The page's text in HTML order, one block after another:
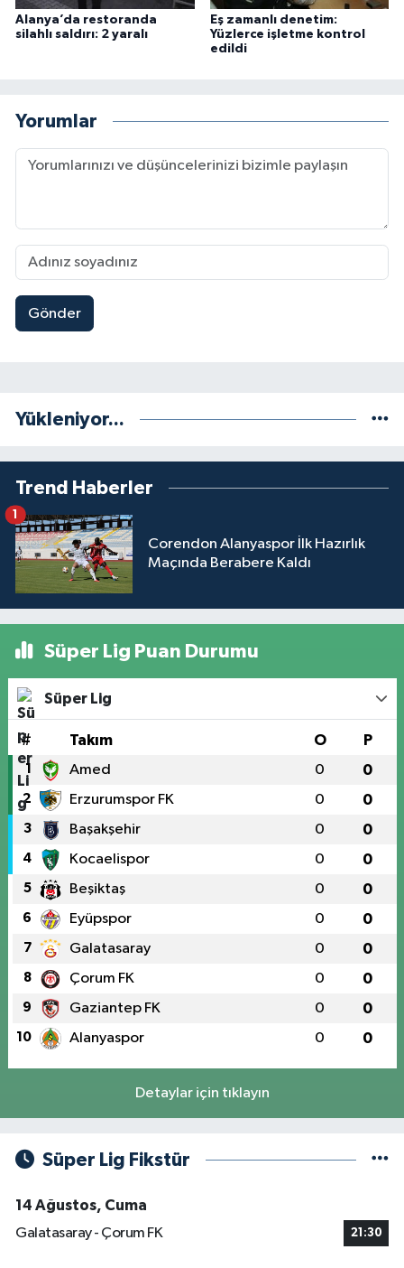
Alanya’da restoranda
silahlı saldırı: 2 yaralı
Eş zamanlı denetim:
Yüzlerce işletme kontrol
edildi
Yorumlar
Gönder
Yükleniyor...
Trend Haberler
Corendon Alanyaspor İlk Hazırlık
Maçında Berabere Kaldı
1
Süper Lig Puan Durumu
Süper Lig
# Takım O P
1 Amed 0 0
2 Erzurumspor FK 0 0
3 Başakşehir 0 0
4 Kocaelispor 0 0
5 Beşiktaş 0 0
6 Eyüpspor 0 0
7 Galatasaray 0 0
8 Çorum FK 0 0
9 Gaziantep FK 0 0
10 Alanyaspor 0 0
Detaylar için tıklayın
Süper Lig Fikstür
14 Ağustos, Cuma
Galatasaray - Çorum FK
21:30